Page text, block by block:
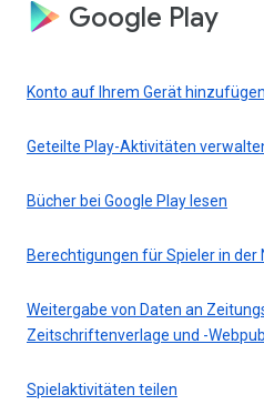
Google Play
Konto auf Ihrem Gerät hinzufügen
Geteilte Play-Aktivitäten
Bücher bei Google Play lesen
Berechtigungen für Spieler in der
Weitergabe von Daten an
Zeitschriftenverlage und -
Spielaktivitäten teilen